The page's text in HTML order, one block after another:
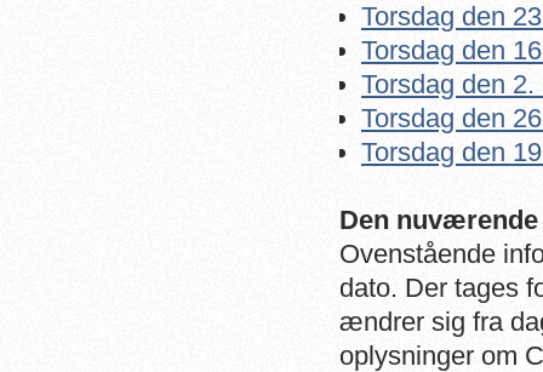
Torsdag den
Torsdag den
Torsdag den
Torsdag den
Torsdag den
Den
Ovenstående
dato. Der tages
ændrer sig fra
oplysninger om